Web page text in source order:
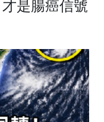
是腸癌信號